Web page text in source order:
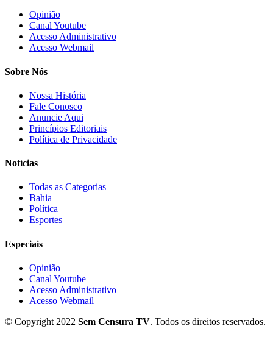
Opinião
Canal Youtube
Acesso Administrativo
Acesso Webmail
Sobre Nós
Nossa História
Fale Conosco
Anuncie Aqui
Princípios Editoriais
Política de Privacidade
Notícias
Todas as Categorias
Bahia
Política
Esportes
Especiais
Opinião
Canal Youtube
Acesso Administrativo
Acesso Webmail
© Copyright 2022 Sem Censura TV. Todos os direitos reservados.